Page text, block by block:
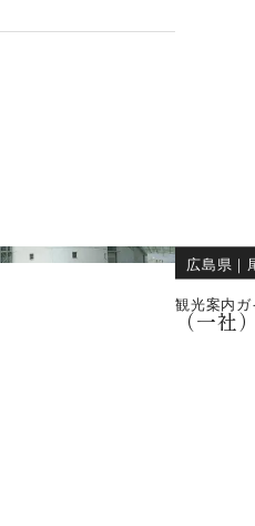
広島県 ｜
観光案内
（一社